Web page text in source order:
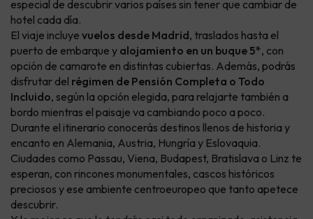
especial de descubrir varios países sin tener que cambiar de
hotel cada día.
El viaje incluye vuelos desde Madrid, traslados hasta el
puerto de embarque y alojamiento en un buque 5*, con
opción de camarote en distintas cubiertas. Además, podrás
disfrutar del régimen de Pensión Completa o Todo
Incluido, según la opción elegida, para relajarte también a
bordo mientras el paisaje va cambiando poco a poco.
Durante el itinerario conocerás destinos llenos de historia y
encanto en Alemania, Austria, Hungría y Eslovaquia.
Ciudades como Passau, Viena, Budapest, Bratislava o Linz te
esperan, con rincones monumentales, cascos históricos
preciosos y ese ambiente centroeuropeo que tanto apetece
descubrir.